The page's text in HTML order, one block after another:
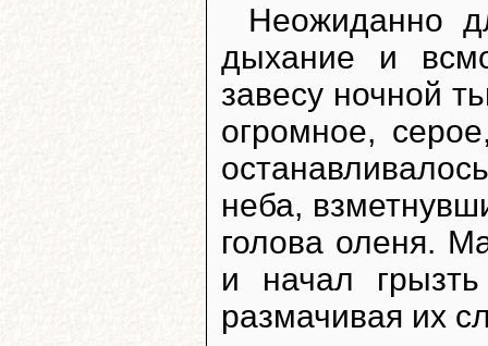
Неожиданно
дыхание и
завесу ночной
огромное,
неба,
голова оленя.
и начал
размачивая их